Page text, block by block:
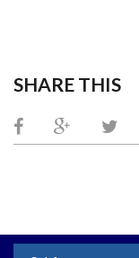
SHARE THIS